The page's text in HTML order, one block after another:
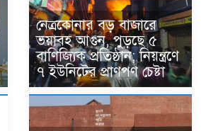
নেত্রকোনার বড় বাজারে
ভয়াবহ আগুন, পুড়ছে ৫
বাণিজ্যিক প্রতিষ্ঠান; নিয়ন্ত্রণে
৭ ইউনিটের প্রাণপণ চেষ্টা